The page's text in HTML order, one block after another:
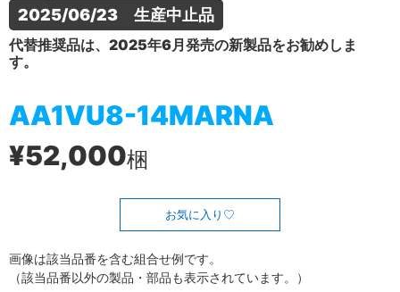
2025/06/23　生産中止品
代替推奨品は、2025年6月発売の新製品をお勧めしま
す。
AA1VU8-14MARNA
¥52,000梱
お気に入り
画像は該当品番を含む組合せ例です。
（該当品番以外の製品・部品も表示されています。）